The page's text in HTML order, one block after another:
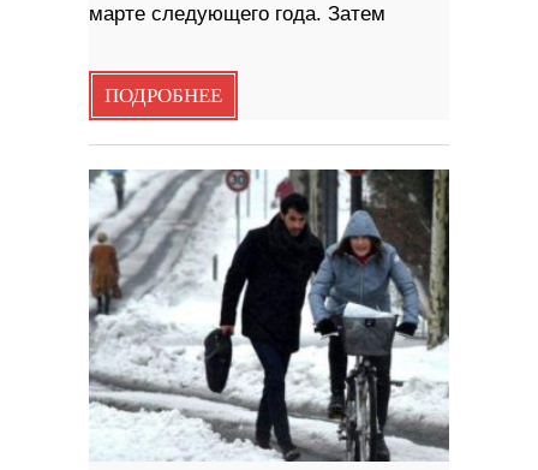
марте следующего года. Затем
ПОДРОБНЕЕ